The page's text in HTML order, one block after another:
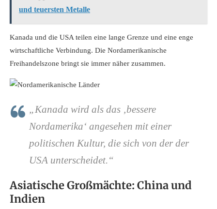
und teuersten Metalle
Kanada und die USA teilen eine lange Grenze und eine enge
wirtschaftliche Verbindung. Die Nordamerikanische
Freihandelszone bringt sie immer näher zusammen.
„Kanada wird als das ‚bessere
Nordamerika‘ angesehen mit einer
politischen Kultur, die sich von der der
USA unterscheidet.“
Asiatische Großmächte: China und
Indien